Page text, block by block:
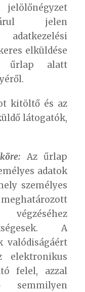
jelen
elküldése
űrlap alatt
kitöltő és az
látogatók,
Az űrlap
adatok
személyes
A
valódiságáért
felel, azzal
semmilyen